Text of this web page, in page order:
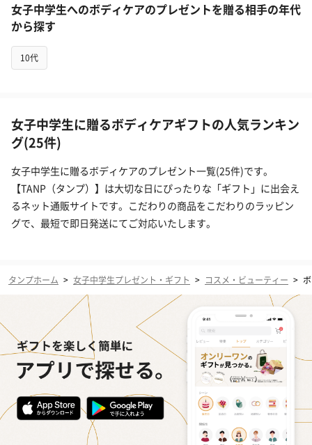
女子中学生へのボディケアのプレゼントを贈る相手の年代
から探す
10代
女子中学生に贈るボディケアギフトの人気ランキン
グ(25件)
女子中学生に贈るボディケアのプレゼント一覧(25件)です。
【TANP（タンプ）】は大切な日にぴったりな「ギフト」に出会え
るネット通販サイトです。こだわりの商品をこだわりのラッピン
グで、最短で即日発送にてご対応いたします。
タンプホーム > 女子中学生プレゼント・ギフト > コスメ・ビューティー >